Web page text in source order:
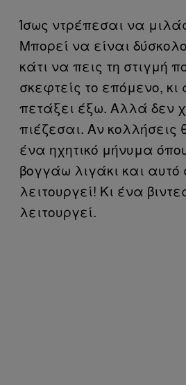
Ίσως ντρέπεσαι να
Μπορεί να είναι
κάτι να πεις τη στιγμή
σκεφτείς το επόμενο,
πετάξει έξω. Αλλά δεν
πιέζεσαι. Αν κολλήσεις
ένα ηχητικό μήνυμα
βογγάω λιγάκι και αυτό
λειτουργεί! Κι ένα
λειτουργεί.